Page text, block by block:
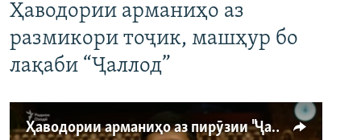
Ҳаводории арманиҳо аз
размикори тоҷик, машҳур бо
лақаби “Ҷаллод”
Ҳаводории арманиҳо аз пирӯзии "Ҷаллод"-и тоҷик